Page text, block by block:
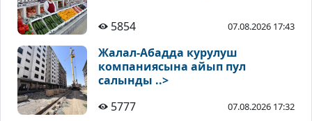
5854 07.08.2026 17:43
Жалал-Абадда курулуш
компаниясына айып пул
салынды ..>
5777
07.08.2026 17:32